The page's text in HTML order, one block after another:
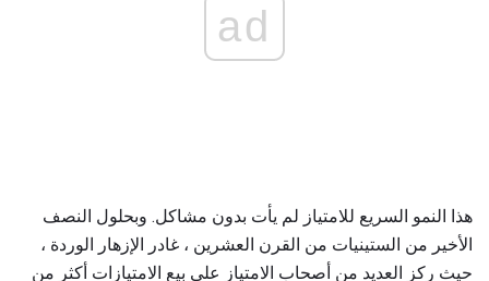
ad
هذا النمو السريع للامتياز لم يأت بدون مشاكل. وبحلول النصف
الأخير من الستينيات من القرن العشرين ، غادر الإزهار الوردة ،
حيث ركز العديد من أصحاب الامتياز على بيع الامتيازات أكثر من